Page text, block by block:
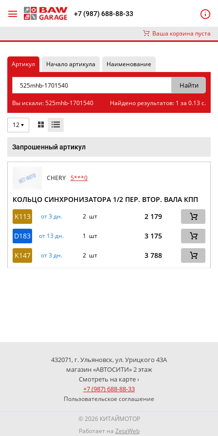
+7 (987) 688-88-33
Ваша корзина пуста
Артикул Начало артикула Наименование
Вы искали: 525mhb-1701540 Найдено результатов: 1 за 0.13 с.
12
Запрошенный артикул
CHERY 5***0
КОЛЬЦО СИНХРОНИЗАТОРА 1/2 ПЕР. ВТОР. ВАЛА КПП
K113
от 3 дн. 2 шт 2 179
D183 от 13 дн. 1 шт 3 175
K147 от 3 дн. 2 шт 3 788
432071, г. Ульяновск, ул. Урицкого 43А
магазин «АВТОСИТИ» 2 этаж
Смотреть на карте ›
+7 (987) 688-88-33
Пользовательское соглашение
© 2026 КИТАЙМОТОР
Работает на ZetaWeb